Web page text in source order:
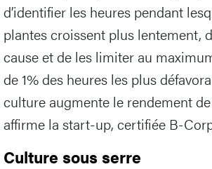
d’identifier les heures pendant
plantes croissent plus lentement,
cause et de les limiter au
de 1% des heures les plus
culture augmente le rendement
affirme la start-up, certifiée B-
Culture sous serre